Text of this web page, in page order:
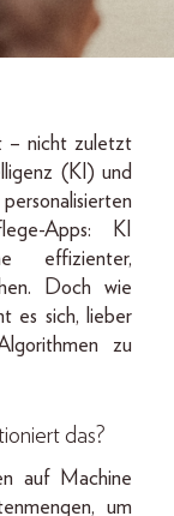
– nicht zuletzt
(KI) und
Apps: KI
effizienter,
Doch wie
es sich, lieber
zu
das?
auf Machine
um